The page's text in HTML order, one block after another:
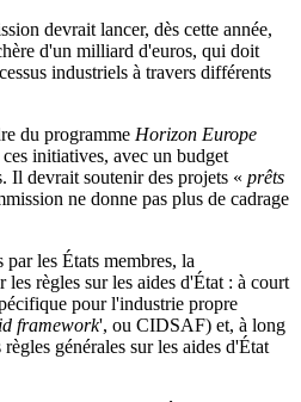
devrait lancer, dès cette année,
d'un milliard d'euros, qui doit
industriels à travers différents
du programme Horizon Europe
initiatives, avec un budget
Il devrait soutenir des projets « prêts
ne donne pas plus de cadrage
les États membres, la
règles sur les aides d'État : à court
pour l'industrie propre
framework', ou CIDSAF) et, à long
générales sur les aides d'État